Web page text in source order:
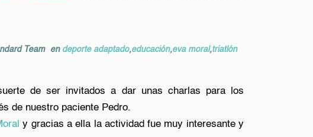
Team en deporte adaptado,educación,eva moral,triatlón
de ser invitados a dar unas charlas para los
de nuestro paciente Pedro.
y gracias a ella la actividad fue muy interesante y